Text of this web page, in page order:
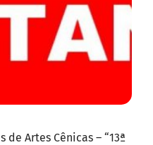
Artes Cênicas – “13ª